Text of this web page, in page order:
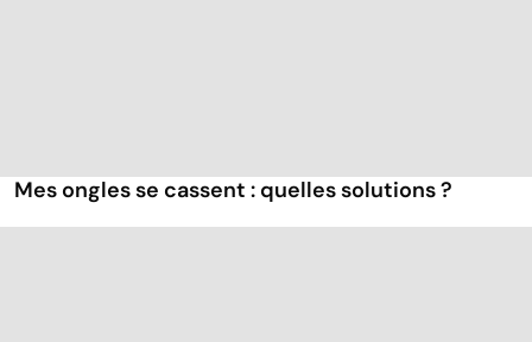
Mes ongles se cassent : quelles solutions ?